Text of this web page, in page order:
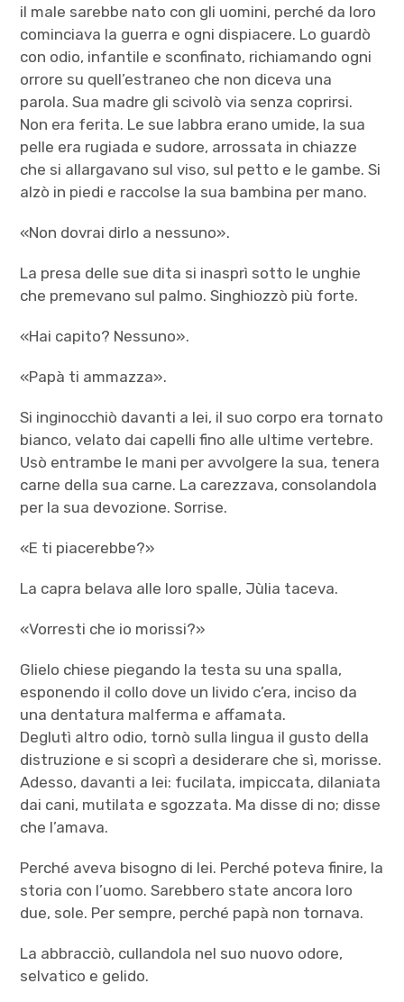
il male sarebbe nato con gli uomini, perché da loro
cominciava la guerra e ogni dispiacere. Lo guardò
con odio, infantile e sconfinato, richiamando ogni
orrore su quell’estraneo che non diceva una
parola. Sua madre gli scivolò via senza coprirsi.
Non era ferita. Le sue labbra erano umide, la sua
pelle era rugiada e sudore, arrossata in chiazze
che si allargavano sul viso, sul petto e le gambe. Si
alzò in piedi e raccolse la sua bambina per mano.
«Non dovrai dirlo a nessuno».
La presa delle sue dita si inasprì sotto le unghie
che premevano sul palmo. Singhiozzò più forte.
«Hai capito? Nessuno».
«Papà ti ammazza».
Si inginocchiò davanti a lei, il suo corpo era tornato
bianco, velato dai capelli fino alle ultime vertebre.
Usò entrambe le mani per avvolgere la sua, tenera
carne della sua carne. La carezzava, consolandola
per la sua devozione. Sorrise.
«E ti piacerebbe?»
La capra belava alle loro spalle, Jùlia taceva.
«Vorresti che io morissi?»
Glielo chiese piegando la testa su una spalla,
esponendo il collo dove un livido c’era, inciso da
una dentatura malferma e affamata.
Deglutì altro odio, tornò sulla lingua il gusto della
distruzione e si scoprì a desiderare che sì, morisse.
Adesso, davanti a lei: fucilata, impiccata, dilaniata
dai cani, mutilata e sgozzata. Ma disse di no; disse
che l’amava.
Perché aveva bisogno di lei. Perché poteva finire, la
storia con l’uomo. Sarebbero state ancora loro
due, sole. Per sempre, perché papà non tornava.
La abbracciò, cullandola nel suo nuovo odore,
selvatico e gelido.